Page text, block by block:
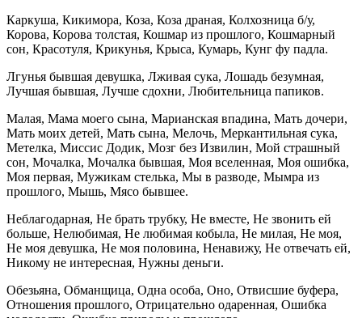
Каркуша, Кикимора, Коза, Коза драная, Колхозница б/у,
Корова, Корова толстая, Кошмар из прошлого, Кошмарный
сон, Красотуля, Крикунья, Крыса, Кумарь, Кунг фу падла.
Лгунья бывшая девушка, Лживая сука, Лошадь безумная,
Лучшая бывшая, Лучше сдохни, Любительница папиков.
Малая, Мама моего сына, Марианская впадина, Мать дочери,
Мать моих детей, Мать сына, Мелочь, Меркантильная сука,
Метелка, Миссис Додик, Мозг без Извилин, Мой страшный
сон, Мочалка, Мочалка бывшая, Моя вселенная, Моя ошибка,
Моя первая, Мужикам стелька, Мы в разводе, Мымра из
прошлого, Мышь, Мясо бывшее.
Неблагодарная, Не брать трубку, Не вместе, Не звонить ей
больше, Нелюбимая, Не любимая кобыла, Не милая, Не моя,
Не моя девушка, Не моя половина, Ненавижу, Не отвечать ей,
Никому не интересная, Нужны деньги.
Обезьяна, Обманщица, Одна особа, Оно, Отвисшие буфера,
Отношения прошлого, Отрицательно одаренная, Ошибка